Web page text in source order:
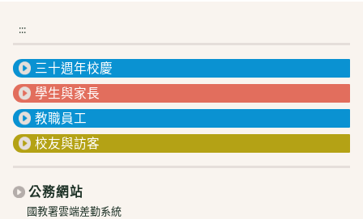
:::
三十週年校慶
學生與家長
教職員工
校友與訪客
公務網站
國教署雲端差勤系統